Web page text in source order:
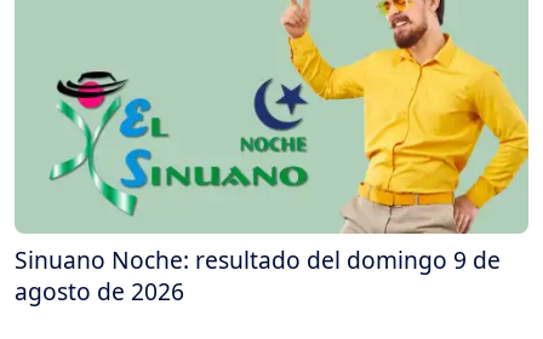
Sinuano Noche: resultado del domingo 9 de
agosto de 2026